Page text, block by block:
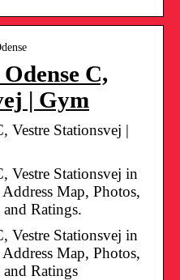
C,
| Gym
Vestre Stationsvej |
Vestre Stationsvej in
Map, Photos,
Ratings.
Vestre Stationsvej in
Map, Photos,
Ratings